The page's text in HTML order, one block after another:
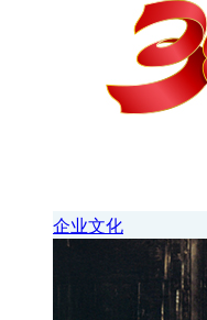
企业文化